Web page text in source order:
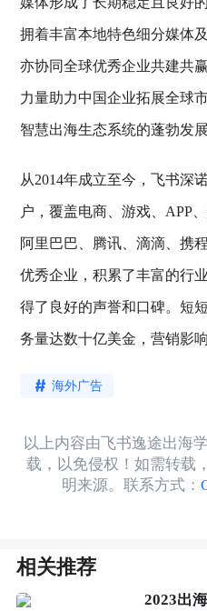
拥着丰富本地特色细分媒体
亦协同全球优秀企业共建共
力量助力中国企业拓展全球
智慧出海生态系统的蓬勃发展
从2014年成立至今，飞书深
户，覆盖电商、游戏、APP
阿里巴巴、腾讯、滴滴、携
优秀企业，积累了丰富的行
得了良好的声誉和口碑。短
务量达数十亿美金，营销影
海外广告
以上内容由飞书逸途出海
载，以免侵权！如需转载
明来源。联系方式：
相关推荐
2023出